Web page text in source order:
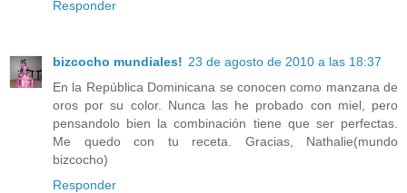
Responder
bizcocho mundiales! 23 de agosto de 2010 a las 18:37
En la República Dominicana se conocen como manzana de
oros por su color. Nunca las he probado con miel, pero
pensandolo bien la combinación tiene que ser perfectas.
Me quedo con tu receta. Gracias, Nathalie(mundo
bizcocho)
Responder